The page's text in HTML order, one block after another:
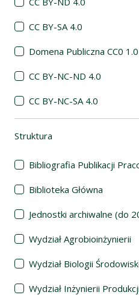
CC BY-SA 4.0
Domena Publiczna CC0 1.0
CC BY-NC-ND 4.0
CC BY-NC-SA 4.0
Struktura
Bibliografia Publikacji
Biblioteka Główna
Jednostki archiwalne (do
Wydział Agrobioinżynierii
Wydział Biologii
Wydział Inżynierii Produkcji